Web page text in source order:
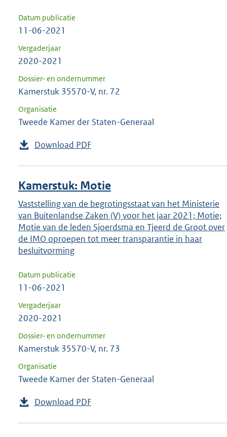
Datum publicatie
11-06-2021
Vergaderjaar
2020-2021
Dossier- en ondernummer
Kamerstuk 35570-V, nr. 72
Organisatie
Tweede Kamer der Staten-Generaal
Download PDF
Kamerstuk: Motie
Vaststelling van de begrotingsstaat van het Ministerie
van Buitenlandse Zaken (V) voor het jaar 2021; Motie;
Motie van de leden Sjoerdsma en Tjeerd de Groot over
de IMO oproepen tot meer transparantie in haar
besluitvorming
Datum publicatie
11-06-2021
Vergaderjaar
2020-2021
Dossier- en ondernummer
Kamerstuk 35570-V, nr. 73
Organisatie
Tweede Kamer der Staten-Generaal
Download PDF